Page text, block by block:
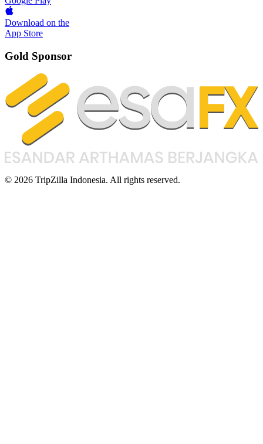
Download on the
App Store
Gold Sponsor
© 2026 TripZilla Indonesia. All rights reserved.